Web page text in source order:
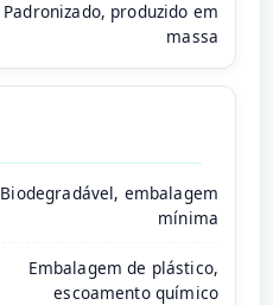
Padronizado, produzido em
massa
Biodegradável, embalagem
mínima
Embalagem de plástico,
escoamento químico